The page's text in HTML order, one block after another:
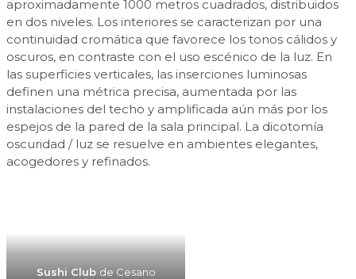
aproximadamente 1000 metros cuadrados, distribuidos
en dos niveles. Los interiores se caracterizan por una
continuidad cromática que favorece los tonos cálidos y
oscuros, en contraste con el uso escénico de la luz. En
las superficies verticales, las inserciones luminosas
definen una métrica precisa, aumentada por las
instalaciones del techo y amplificada aún más por los
espejos de la pared de la sala principal. La dicotomía
oscuridad / luz se resuelve en ambientes elegantes,
acogedores y refinados.
Sushi Club de Cesano